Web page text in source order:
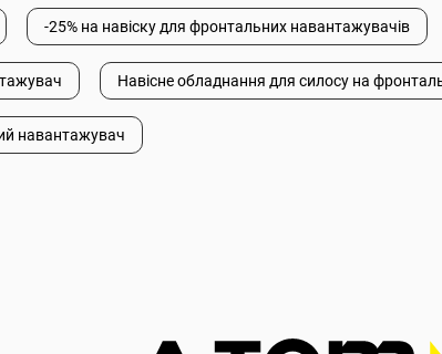
-25% на навіску для фронтальних навантажувачів
Навісне обладнання для силосу на
навантажувач